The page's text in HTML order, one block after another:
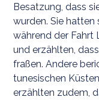
Besatzung, dass
wurden. Sie hatten
während der Fahrt
und erzählten,
fraßen. Andere
tunesischen
erzählten zudem,